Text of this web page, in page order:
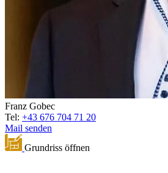
Franz Gobec
Tel: +43 676 704 71 20
Mail senden
Grundriss öffnen